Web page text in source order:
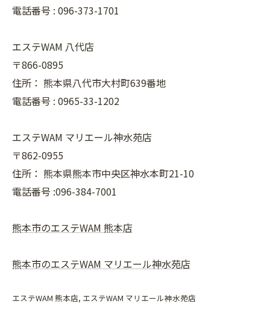
電話番号 : 096-373-1701
エステWAM 八代店
〒866-0895
住所： 熊本県八代市大村町639番地
電話番号 : 0965-33-1202
エステWAM マリエール神水苑店
〒862-0955
住所： 熊本県熊本市中央区神水本町21-10
電話番号 :096-384-7001
熊本市のエステWAM 熊本店
熊本市のエステWAM マリエール神水苑店
エステWAM 熊本店 エステWAM マリエール神水苑店